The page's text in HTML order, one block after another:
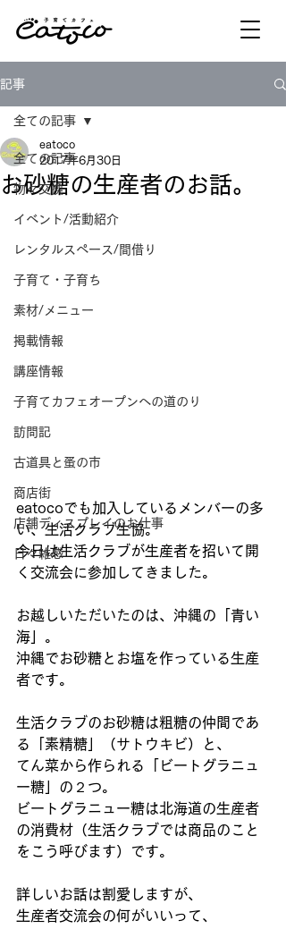
記事
全ての記事
物々交換
イベント/活動紹介
レンタルスペース/間借り
子育て・子育ち
素材/メニュー
掲載情報
講座情報
子育てカフェオープンへの道のり
訪問記
古道具と蚤の市
商店街
店舗ディスプレイのお仕事
日々雑感
全ての記事
お砂糖の生産者のお話。
eatoco
2017年6月30日
eatocoでも加入しているメンバーの多
い、生活クラブ生協。
今日は生活クラブが生産者を招いて開
く交流会に参加してきました。
お越しいただいたのは、沖縄の「青い
海」。
沖縄でお砂糖とお塩を作っている生産
者です。
生活クラブのお砂糖は粗糖の仲間であ
る「素精糖」（サトウキビ）と、
てん菜から作られる「ビートグラニュ
ー糖」の２つ。
ビートグラニュー糖は北海道の生産者
の消費材（生活クラブでは商品のこと
をこう呼びます）です。
詳しいお話は割愛しますが、
生産者交流会の何がいいって、